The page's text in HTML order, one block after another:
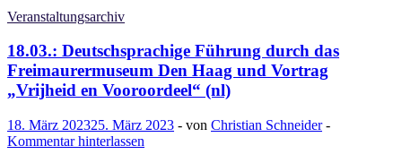
Andrea
Kroon
und
Audrey
Wagtberg
„Geheim
Den
Veranstaltungsarchiv
18.03.: Deutschsprachige Führung durch das
Freimaurermuseum Den Haag und Vortrag
„Vrijheid en Vooroordeel“ (nl)
18. März 202325. März 2023 - von Christian Schneider-
Kommentar hinterlassen